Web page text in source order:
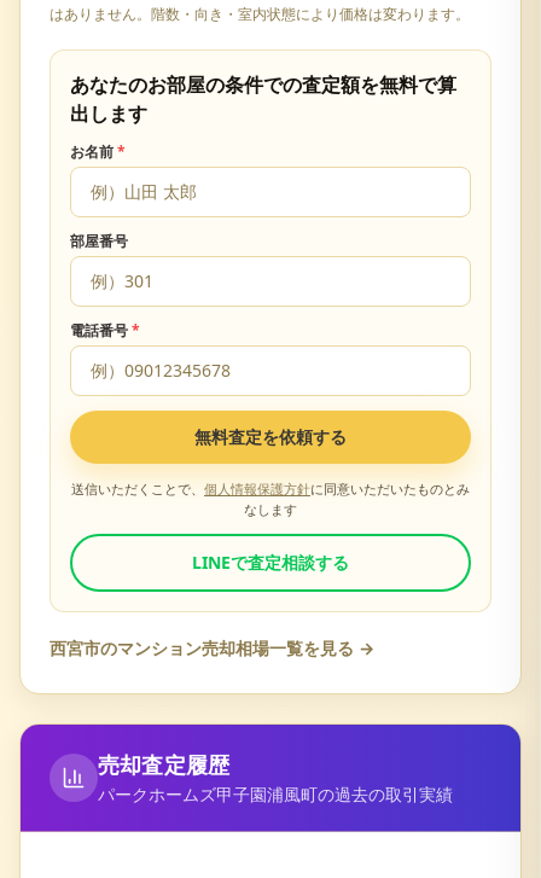
はありません。階数・向き・室内状態により価格は変わります。
あなたのお部屋の条件での査定額を無料で算
出します
お名前*
部屋番号
電話番号*
無料査定を依頼する
送信いただくことで、 個人情報保護方針に同意いただいたものとみ
なします
LINEで査定相談する
西宮市のマンション売却相場一覧を見る →
売却査定履歴
パークホームズ甲子園浦風町の過去の取引実績